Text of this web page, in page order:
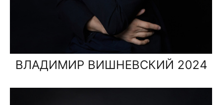
ВЛАДИМИР ВИШНЕВСКИЙ 2024